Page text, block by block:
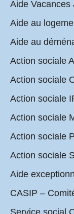
Aide Vacances
Aide au
Aide au
Action sociale
Action sociale
Action sociale
Action sociale
Action sociale
Action sociale
Aide
CASIP –
Service social